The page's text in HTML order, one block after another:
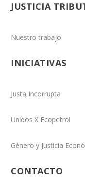
JUSTICIA
Nuestro trabajo
INICIATIVAS
Justa Incorrupta
Unidos X Ecopetrol
Género y Justicia
CONTACTO